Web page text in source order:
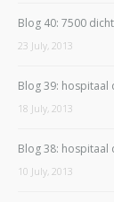
Blog 40: 7500
23 July, 2013
Blog 39: hospitaal
18 July, 2013
Blog 38: hospitaal
10 July, 2013